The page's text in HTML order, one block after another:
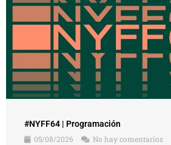
#NYFF64 | Programación
05/08/2026
No hay comentarios